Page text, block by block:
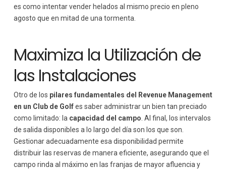
es como intentar vender helados al mismo precio en pleno
agosto que en mitad de una tormenta.
Maximiza la Utilización de
las Instalaciones
Otro de los pilares fundamentales del Revenue Management
en un Club de Golfes saber administrar un bien tan preciado
como limitado: la capacidad del campo . Al final, los intervalos
de salida disponibles a lo largo del día son los que son.
Gestionar adecuadamente esa disponibilidad permite
distribuir las reservas de manera eficiente, asegurando que el
campo rinda al máximo en las franjas de mayor afluencia y